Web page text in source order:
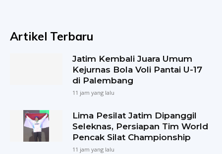
Artikel Terbaru
Jatim Kembali Juara Umum
Kejurnas Bola Voli Pantai U-17
di Palembang
11 jam yang lalu
Lima Pesilat Jatim Dipanggil
Seleknas, Persiapan Tim World
Pencak Silat Championship
11 jam yang lalu